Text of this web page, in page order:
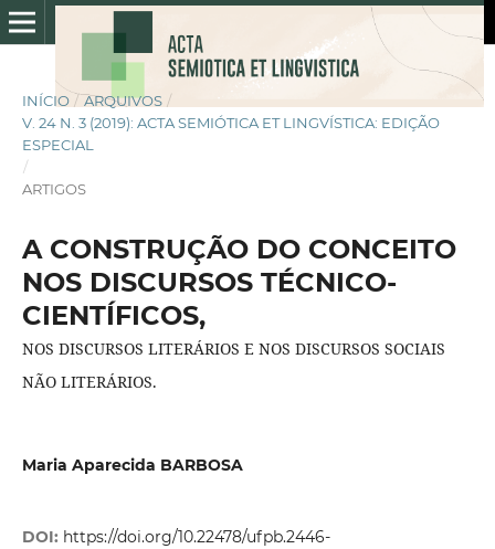
INÍCIO / ARQUIVOS /
V. 24 N. 3 (2019): ACTA SEMIÓTICA ET LINGVÍSTICA: EDIÇÃO
ESPECIAL
/
ARTIGOS
A CONSTRUÇÃO DO CONCEITO
NOS DISCURSOS TÉCNICO-
CIENTÍFICOS,
NOS DISCURSOS LITERÁRIOS E NOS DISCURSOS SOCIAIS
NÃO LITERÁRIOS.
Maria Aparecida BARBOSA
DOI: https://doi.org/10.22478/ufpb.2446-